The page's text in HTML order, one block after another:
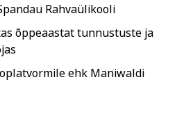
Rahvaülikooli
õppeaastat tunnustuste ja
ehk Maniwaldi